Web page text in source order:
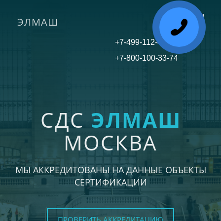
Toggle
ЭЛМАШ
СДС ЭЛМАШ
МОСКВА
МЫ АККРЕДИТОВАНЫ НА ДАННЫЕ ОБЪЕКТЫ
СЕРТИФИКАЦИИ
+7-499-112-45-81
+7-800-100-33-74